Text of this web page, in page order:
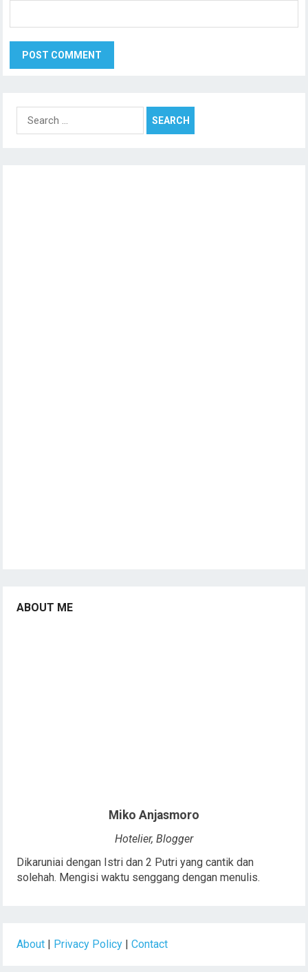
Search
for:
ABOUT ME
Miko Anjasmoro
Hotelier, Blogger
Dikaruniai dengan Istri dan 2 Putri yang cantik dan
solehah. Mengisi waktu senggang dengan menulis.
About Privacy Policy |Contact